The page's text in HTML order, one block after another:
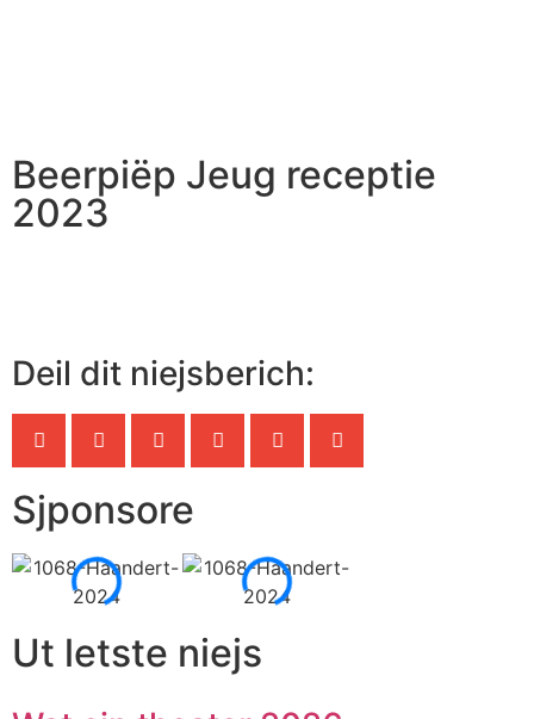
Beerpiëp Jeug receptie
2023
Deil dit niejsberich:
Sjponsore
Ut letste niejs